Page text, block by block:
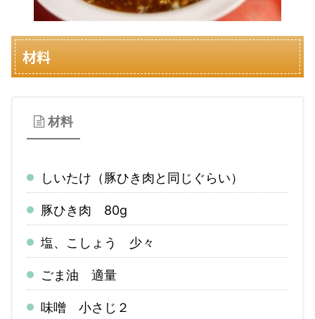
材料
材料
しいたけ（豚ひき肉と同じぐらい）
豚ひき肉 80g
塩、こしょう 少々
ごま油 適量
味噌 小さじ２